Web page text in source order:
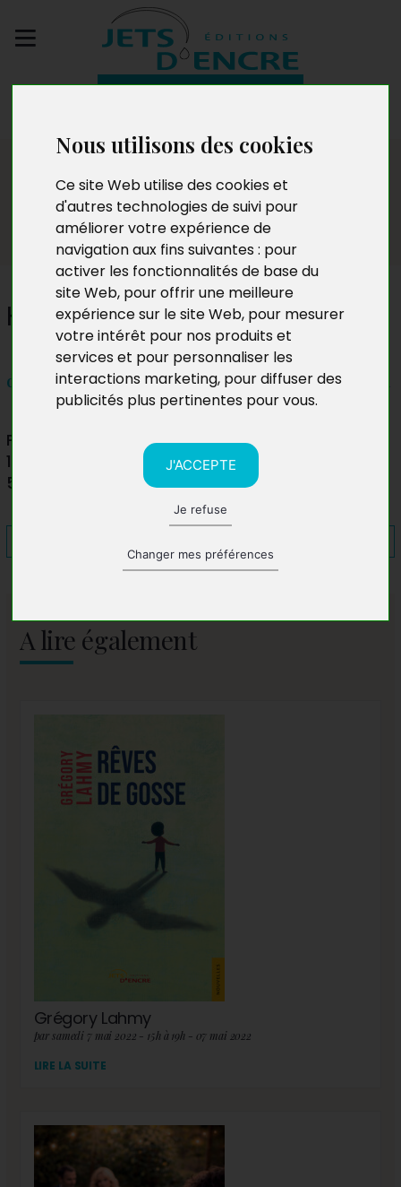
Nous utilisons des cookies
Ce site Web utilise des cookies et
d'autres technologies de suivi pour
améliorer votre expérience de
navigation aux fins suivantes : pour
activer les fonctionnalités de base du
site Web, pour offrir une meilleure
expérience sur le site Web, pour mesurer
votre intérêt pour nos produits et
services et pour personnaliser les
interactions marketing, pour diffuser des
publicités plus pertinentes pour vous.
J'ACCEPTE
Je refuse
Changer mes préférences
Actualités
Hervé Jiménez
du vendredi 5 au dimanche 7 avril 2024 de 10h à 18h
Palais ducal de Nevers
1 place de l'hôtel de ville
58000 Nevers
A lire également
Grégory Lahmy
par samedi 7 mai 2022 - 15h à 19h - 07 mai 2022
LIRE LA SUITE